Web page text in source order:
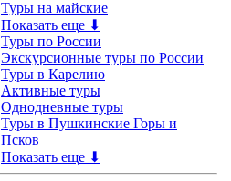
Туры на майские
Показать еще ⬇
Туры по России
Экскурсионные туры по России
Туры в Карелию
Активные туры
Однодневные туры
Туры в Пушкинские Горы и
Псков
Показать еще ⬇